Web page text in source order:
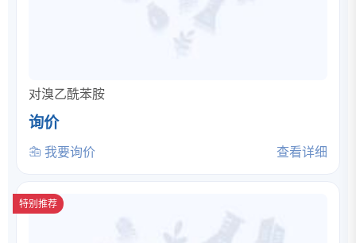
对溴乙酰苯胺
询价
我要询价 查看详细
特别推荐